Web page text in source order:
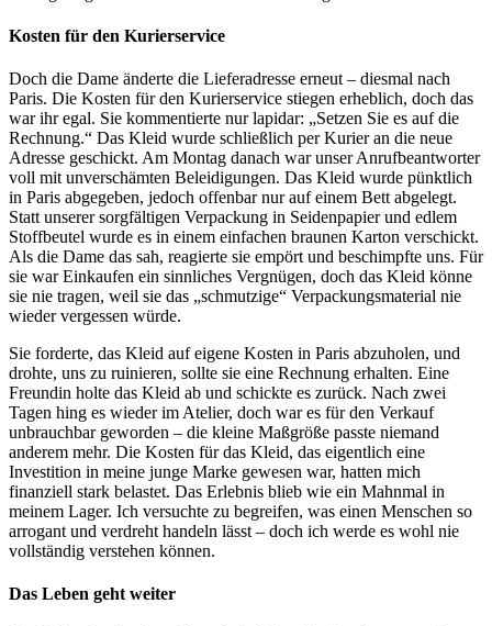
Kosten für den Kurierservice
Doch die Dame änderte die Lieferadresse erneut – diesmal nach
Paris. Die Kosten für den Kurierservice stiegen erheblich, doch das
war ihr egal. Sie kommentierte nur lapidar: „Setzen Sie es auf die
Rechnung.“ Das Kleid wurde schließlich per Kurier an die neue
Adresse geschickt. Am Montag danach war unser Anrufbeantworter
voll mit unverschämten Beleidigungen. Das Kleid wurde pünktlich
in Paris abgegeben, jedoch offenbar nur auf einem Bett abgelegt.
Statt unserer sorgfältigen Verpackung in Seidenpapier und edlem
Stoffbeutel wurde es in einem einfachen braunen Karton verschickt.
Als die Dame das sah, reagierte sie empört und beschimpfte uns. Für
sie war Einkaufen ein sinnliches Vergnügen, doch das Kleid könne
sie nie tragen, weil sie das „schmutzige“ Verpackungsmaterial nie
wieder vergessen würde.
Sie forderte, das Kleid auf eigene Kosten in Paris abzuholen, und
drohte, uns zu ruinieren, sollte sie eine Rechnung erhalten. Eine
Freundin holte das Kleid ab und schickte es zurück. Nach zwei
Tagen hing es wieder im Atelier, doch war es für den Verkauf
unbrauchbar geworden – die kleine Maßgröße passte niemand
anderem mehr. Die Kosten für das Kleid, das eigentlich eine
Investition in meine junge Marke gewesen war, hatten mich
finanziell stark belastet. Das Erlebnis blieb wie ein Mahnmal in
meinem Lager. Ich versuchte zu begreifen, was einen Menschen so
arrogant und verdreht handeln lässt – doch ich werde es wohl nie
vollständig verstehen können.
Das Leben geht weiter